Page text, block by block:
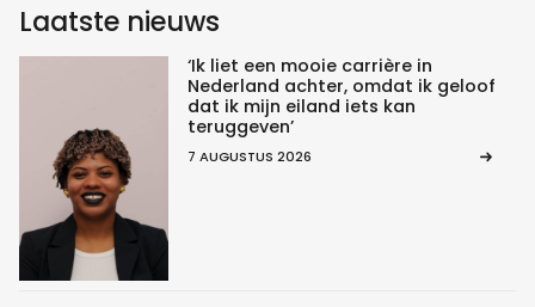
Laatste nieuws
‘Ik liet een mooie carrière in
Nederland achter, omdat ik geloof
dat ik mijn eiland iets kan
teruggeven’
7 AUGUSTUS 2026